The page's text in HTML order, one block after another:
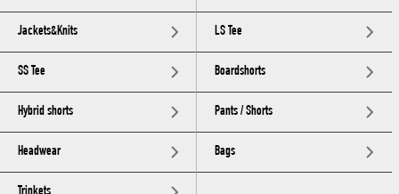
Jackets&Knits LS Tee
SS Tee Boardshorts
Hybrid shorts Pants / Shorts
Headwear Bags